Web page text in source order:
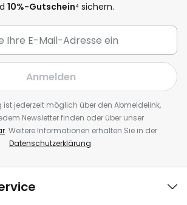
10%-Gutschein⁴ sichern.
Anmelden
ist jederzeit möglich über den Abmeldelink,
Newsletter finden oder über unser
. Weitere Informationen erhalten Sie in der
Datenschutzerklärung.